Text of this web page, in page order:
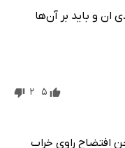
ان و باید بر آن‌ها
5
2
افتضاح راوی خراب